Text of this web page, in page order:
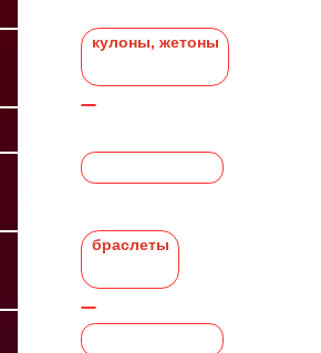
кулоны, жетоны
браслеты